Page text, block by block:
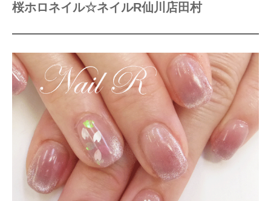
桜ホロネイル☆ネイルR仙川店田村